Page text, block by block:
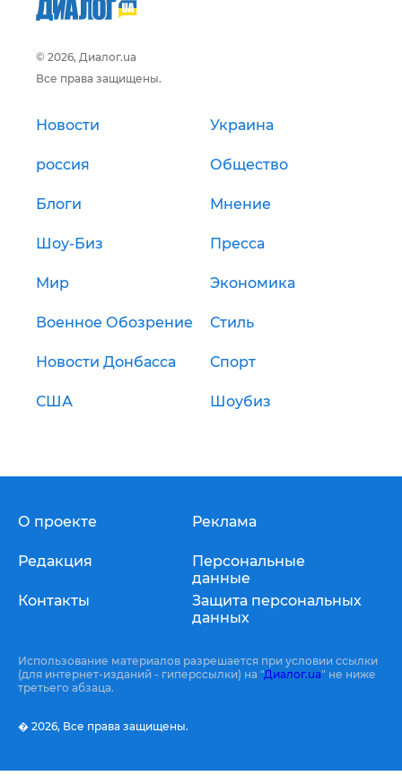
© 2026, Диалог.ua
Все права защищены.
Новости Украина
россия Общество
Блоги Мнение
Шоу-Биз Пресса
Мир Экономика
Военное Обозрение Стиль
Новости Донбасса Спорт
США Шоубиз
О проекте
Редакция
Контакты
Реклама
Персональные
данные
Защита персональных
данных
Использование материалов разрешается при условии ссылки
(для интернет-изданий - гиперссылки) на "Диалог.ua" не ниже
третьего абзаца.
� 2026, Все права защищены.